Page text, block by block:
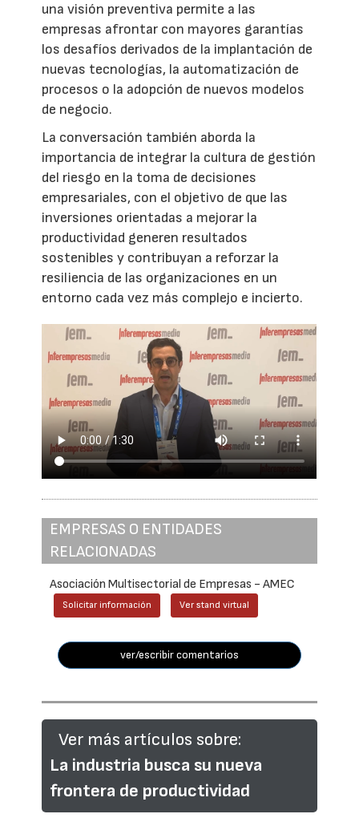
una visión preventiva permite a las
empresas afrontar con mayores garantías
los desafíos derivados de la implantación de
nuevas tecnologías, la automatización de
procesos o la adopción de nuevos modelos
de negocio.
La conversación también aborda la
importancia de integrar la cultura de gestión
del riesgo en la toma de decisiones
empresariales, con el objetivo de que las
inversiones orientadas a mejorar la
productividad generen resultados
sostenibles y contribuyan a reforzar la
resiliencia de las organizaciones en un
entorno cada vez más complejo e incierto.
EMPRESAS O ENTIDADES
RELACIONADAS
Asociación Multisectorial de Empresas - AMEC
Solicitar información Ver stand virtual
ver/escribir comentarios
Ver más artículos sobre:
La industria busca su nueva
frontera de productividad